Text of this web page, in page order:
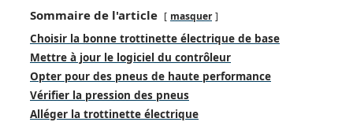
Sommaire de l'article masquer
Choisir la bonne trottinette électrique de base
Mettre à jour le logiciel du contrôleur
Opter pour des pneus de haute performance
Vérifier la pression des pneus
Alléger la trottinette électrique